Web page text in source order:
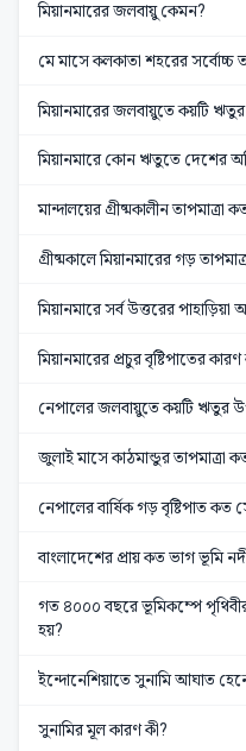
মিয়ানমারের জলবায়ু কেমন?
মে মাসে কলকাতা শহরের সর্বোচ্চ
মিয়ানমারের জলবায়ুতে কয়টি ঋতুর
মিয়ানমারে কোন ঋতুতে দেশের
মান্দালয়ের গ্রীষ্মকালীন তাপমাত্রা
গ্রীষ্মকালে মিয়ানমারের গড়
মিয়ানমারে সর্ব উত্তরের
মিয়ানমারের প্রচুর বৃষ্টিপাতের কারণ
নেপালের জলবায়ুতে কয়টি ঋতুর
জুলাই মাসে কাঠমান্ডুর তাপমাত্রা
নেপালের বার্ষিক গড় বৃষ্টিপাত কত
বাংলাদেশের প্রায় কত ভাগ ভূমি
গত ৪০০০ বছরে ভূমিকম্পে
হয়?
ইন্দোনেশিয়াতে সুনামি আঘাত
সুনামির মূল কারণ কী?